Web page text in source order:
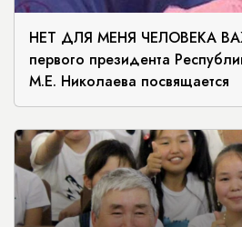
НЕТ ДЛЯ МЕНЯ ЧЕЛОВЕКА
первого президента
М.Е. Николаева посвящается